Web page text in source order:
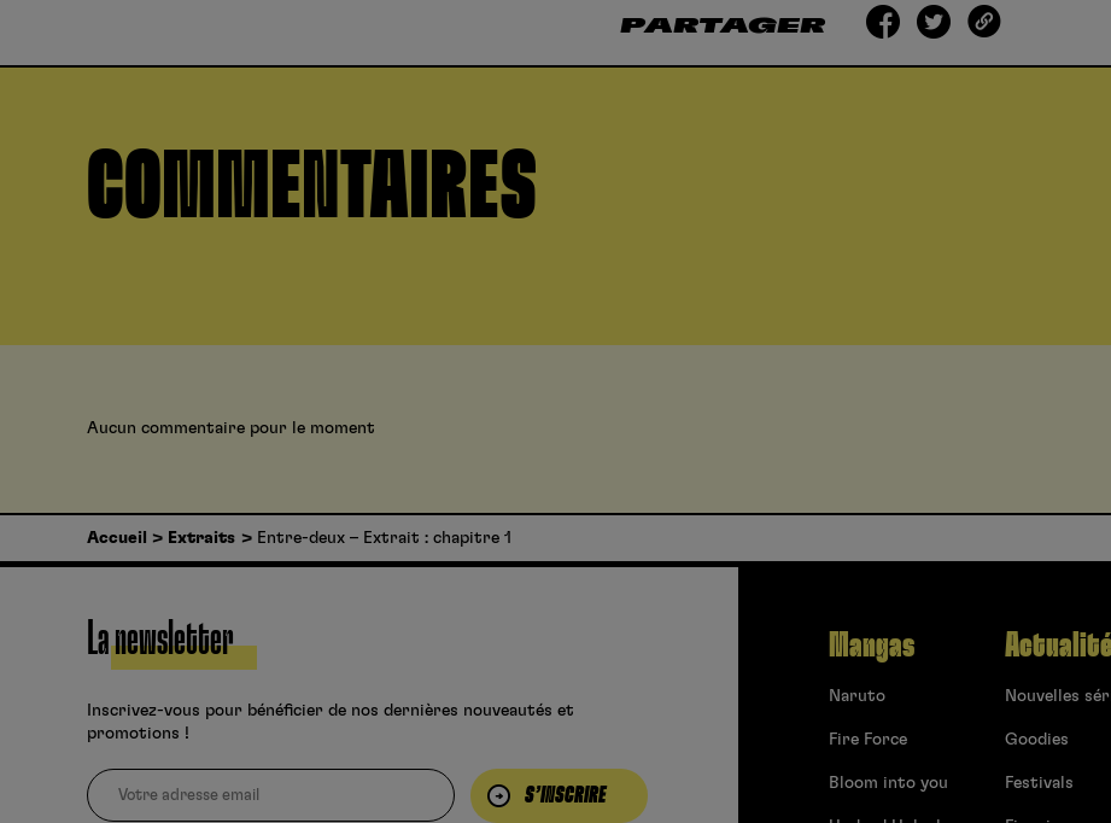
PARTAGER
COMMENTAIRES
Aucun commentaire pour le moment
Accueil Extraits Entre-deux – Extrait : chapitre 1
La newsletter
Inscrivez-vous pour bénéficier de nos dernières nouveautés et
promotions !
S’INSCRIRE
Mangas
Naruto
Fire Force
Bloom into you
Nouvelles
Goodies
Festivals